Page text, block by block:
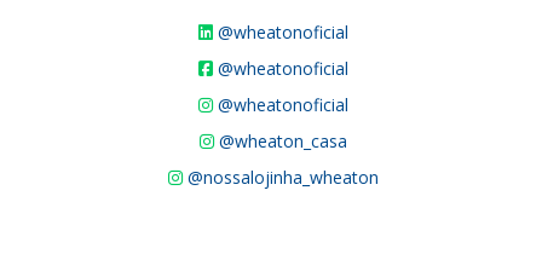
@wheatonoficial
@wheatonoficial
@wheatonoficial
@wheaton_casa
@nossalojinha_wheaton